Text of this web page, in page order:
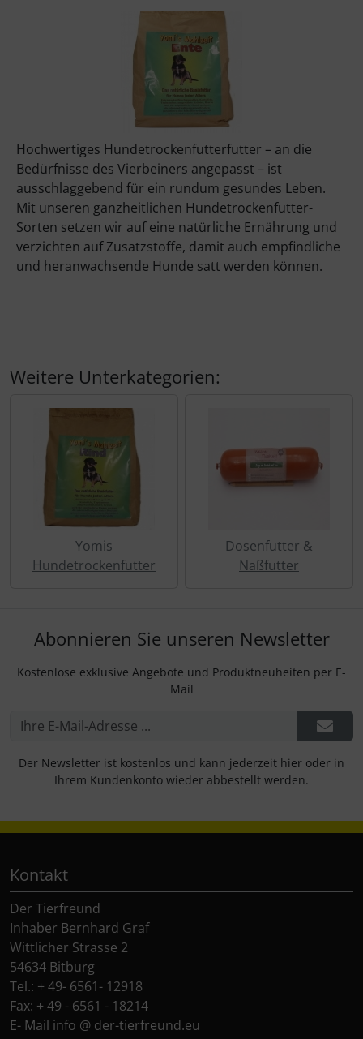
Hochwertiges Hundetrockenfutterfutter – an die
Bedürfnisse des Vierbeiners angepasst – ist
ausschlaggebend für ein rundum gesundes Leben.
Mit unseren ganzheitlichen Hundetrockenfutter-
Sorten setzen wir auf eine natürliche Ernährung und
verzichten auf Zusatzstoffe, damit auch empfindliche
und heranwachsende Hunde satt werden können.
Weitere Unterkategorien:
Yomis
Hundetrockenfutter
Dosenfutter &
Naßfutter
Abonnieren Sie unseren Newsletter
Kostenlose exklusive Angebote und Produktneuheiten per E-
Mail
Der Newsletter ist kostenlos und kann jederzeit hier oder in
Ihrem Kundenkonto wieder abbestellt werden.
Kontakt
Der Tierfreund
Inhaber Bernhard Graf
Wittlicher Strasse 2
54634 Bitburg
Tel.: + 49- 6561- 12918
Fax: + 49 - 6561 - 18214
E- Mail info @ der-tierfreund.eu